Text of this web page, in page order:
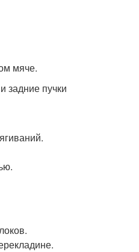
мяче.
задние пучки